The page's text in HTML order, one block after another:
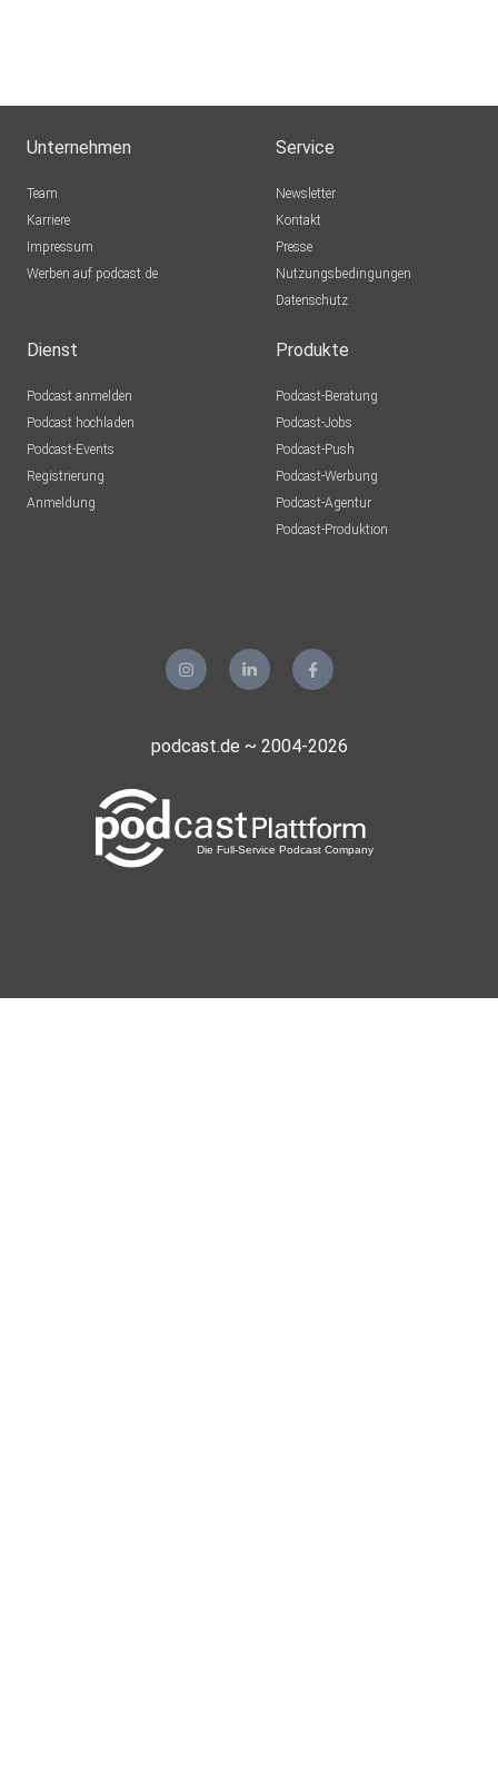
Unternehmen
Team
Karriere
Impressum
Werben auf podcast.de
Service
Newsletter
Kontakt
Presse
Nutzungsbedingungen
Datenschutz
Dienst
Podcast anmelden
Podcast hochladen
Podcast-Events
Registrierung
Anmeldung
Produkte
Podcast-Beratung
Podcast-Jobs
Podcast-Push
Podcast-Werbung
Podcast-Agentur
Podcast-Produktion
podcast.de ~ 2004-2026